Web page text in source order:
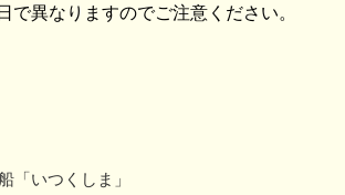
で異なりますのでご注意ください。
「いつくしま」